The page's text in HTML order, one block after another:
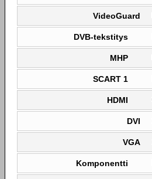
VideoGuard
DVB-tekstitys
MHP
SCART 1
HDMI
DVI
VGA
Komponentti